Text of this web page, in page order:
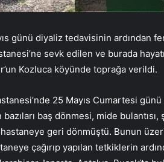
günü diyaliz tedavisinin ardından
sevk edilen ve burada
Kozluca köyünde toprağa verildi.
25 Mayıs Cumartesi
baş dönmesi, mide bulantısı,
geri dönmüştü. Bunun
çağırıp yapılan tetkiklerin